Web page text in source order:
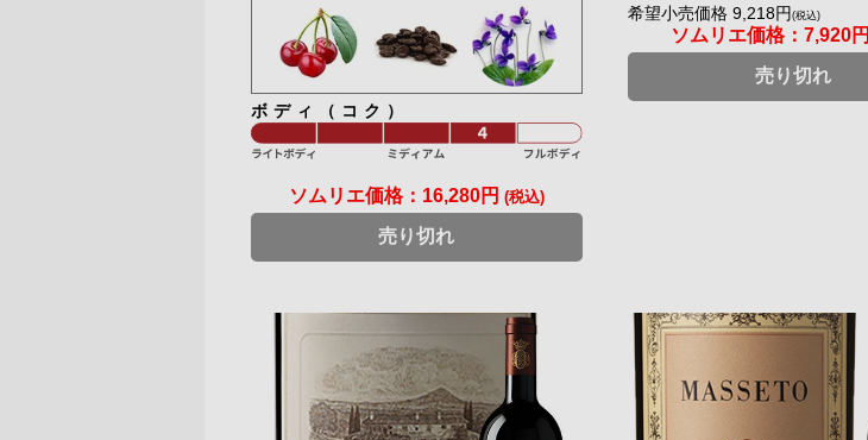
ボディ（コク）
ソムリエ価格： 16,280円 (税込)
売り切れ
希望小売価格 9,218円 (税込)
ソムリエ価格：7,920円
売り切れ